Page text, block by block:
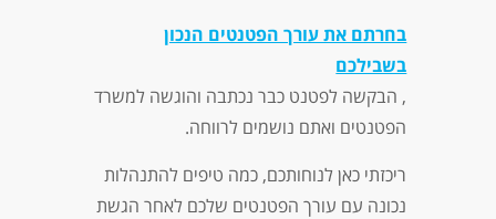
בחרתם את עורך הפטנטים הנכון
בשבילכם
, הבקשה לפטנט כבר נכתבה והוגשה למשרד
הפטנטים ואתם נושמים לרווחה.
ריכזתי כאן לנוחותכם, כמה טיפים להתנהלות
נכונה עם עורך הפטנטים שלכם לאחר הגשת